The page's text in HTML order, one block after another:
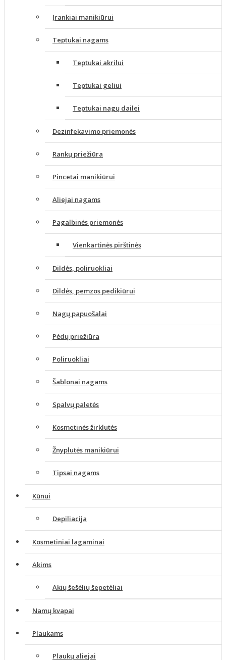
Įrankiai manikiūrui
Teptukai nagams
Teptukai akrilui
Teptukai geliui
Teptukai nagų dailei
Dezinfekavimo priemonės
Rankų priežiūra
Pincetai manikiūrui
Aliejai nagams
Pagalbinės priemonės
Vienkartinės pirštinės
Dildės, poliruokliai
Dildės, pemzos pedikiūrui
Nagų papuošalai
Pėdų priežiūra
Poliruokliai
Šablonai nagams
Spalvų paletės
Kosmetinės žirklutės
Žnyplutės manikiūrui
Tipsai nagams
Kūnui
Depiliacija
Kosmetiniai lagaminai
Akims
Akių šešėlių šepetėliai
Namų kvapai
Plaukams
Plaukų aliejai